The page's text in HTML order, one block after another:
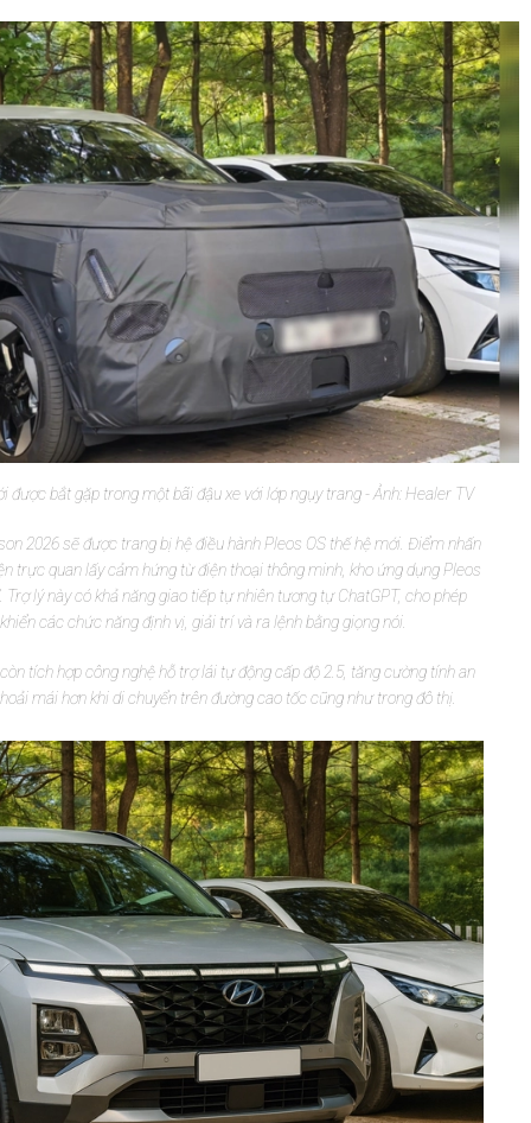
được bắt gặp trong một bãi đậu xe với lớp ngụy trang - Ảnh: Healer TV
2026 sẽ được trang bị hệ điều hành Pleos OS thế hệ mới. Điểm nhấn
trực quan lấy cảm hứng từ điện thoại thông minh, kho ứng dụng Pleos
Trợ lý này có khả năng giao tiếp tự nhiên tương tự ChatGPT, cho phép
các chức năng định vị, giải trí và ra lệnh bằng giọng nói.
tích hợp công nghệ hỗ trợ lái tự động cấp độ 2.5, tăng cường tính an
mái hơn khi di chuyển trên đường cao tốc cũng như trong đô thị.